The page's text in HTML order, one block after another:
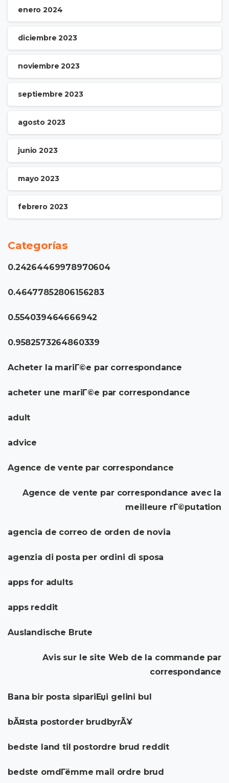
enero 2024
diciembre 2023
noviembre 2023
septiembre 2023
agosto 2023
junio 2023
mayo 2023
febrero 2023
Categorías
0.24264469978970604
0.46477852806156283
0.554039464666942
0.9582573264860339
Acheter la mariГ©e par correspondance
acheter une mariГ©e par correspondance
adult
advice
Agence de vente par correspondance
Agence de vente par correspondance avec la
meilleure rГ©putation
agencia de correo de orden de novia
agenzia di posta per ordini di sposa
apps for adults
apps reddit
Auslandische Brute
Avis sur le site Web de la commande par
correspondance
Bana bir posta sipariЕџi gelini bul
bÃ¤sta postorder brudbyrÃ¥
bedste land til postordre brud reddit
bedste omdГёmme mail ordre brud